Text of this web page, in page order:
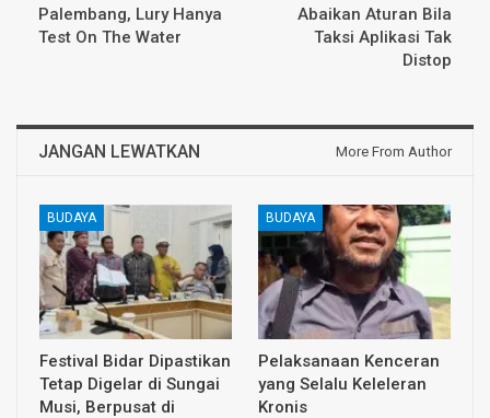
Palembang, Lury Hanya
Test On The Water
Abaikan Aturan Bila
Taksi Aplikasi Tak
Distop
JANGAN LEWATKAN More From Author
BUDAYA
Festival Bidar Dipastikan
Tetap Digelar di Sungai
Musi, Berpusat di
BUDAYA
Pelaksanaan Kenceran
yang Selalu Keleleran
Kronis